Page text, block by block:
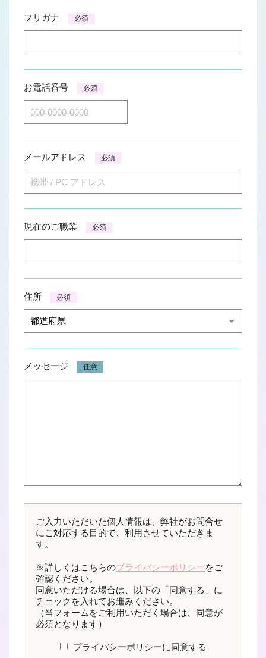
06-6252-0781 簡単Web応募
フリガナ 必須
お電話番号 必須
メールアドレス 必須
現在のご職業 必須
住所 必須
メッセージ 任意
ご入力いただいた個人情報は、弊社がお問合せ
にご対応する目的で、利用させていただきま
す。
※詳しくはこちらのプライバシーポリシーをご
確認ください。
同意いただける場合は、以下の「同意する」に
チェックを入れてお進みください。
（当フォームをご利用いただく場合は、同意が
必須となります）
プライバシーポリシーに同意する